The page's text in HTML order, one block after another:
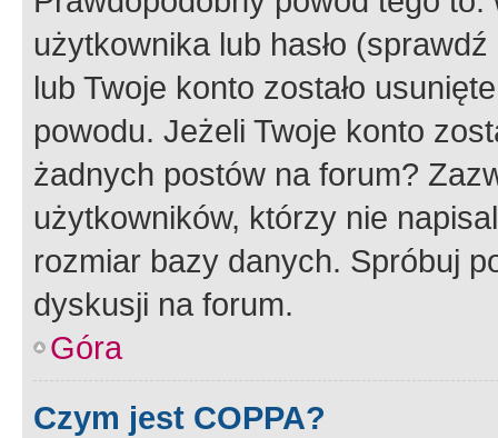
użytkownika lub hasło
lub Twoje konto zostało
powodu. Jeżeli Twoje konto
żadnych postów na forum?
użytkowników, którzy nie
rozmiar bazy danych. Spróbuj
dyskusji na forum.
Góra
Czym jest COPPA?